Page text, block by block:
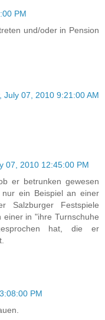
PM
und/oder in Pension
July 07, 2010 9:21:00 AM
07, 2010 12:45:00 PM
er betrunken gewesen
ein Beispiel an einer
Salzburger Festspiele
in "ihre Turnschuhe
hat, die er
PM